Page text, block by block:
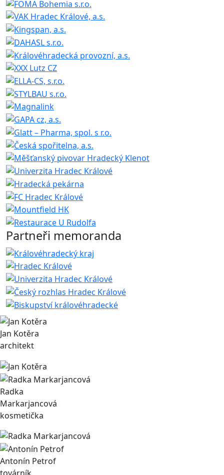
Partneři memoranda
Jan Kotěra
architekt
Radka
Markarjancová
kosmetička
Antonín Petrof